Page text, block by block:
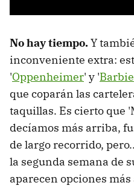
No hay tiempo.Y
inconveniente extra:
'Oppenheimer' y 'Barbie
que coparán las
taquillas. Es cierto que
decíamos más arriba,
de largo recorrido,
la segunda semana de
aparecen opciones